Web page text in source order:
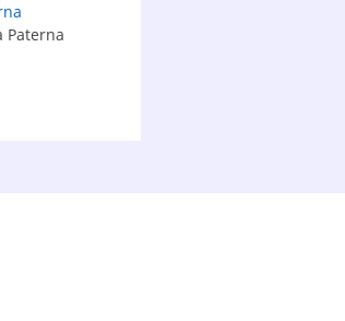
Paterna